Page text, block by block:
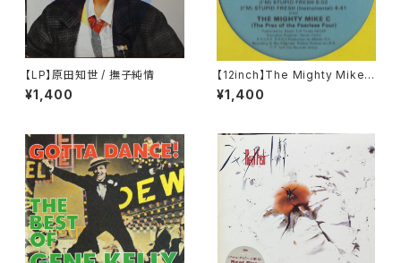
【LP】原田知世 / 撫子純情
¥1,400
【12inch】The Mighty Mike
C / (I'm) Stupid Fresh
¥1,400